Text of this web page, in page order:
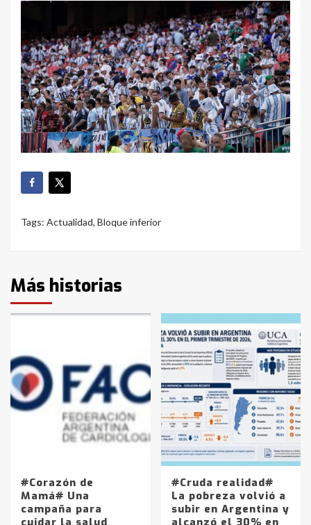
Tags: Actualidad, Bloque inferior
Más historias
#Corazón de
Mamá# Una
campaña para
cuidar la salud
#Cruda realidad#
La pobreza volvió a
subir en Argentina y
alcanzó el 30% en